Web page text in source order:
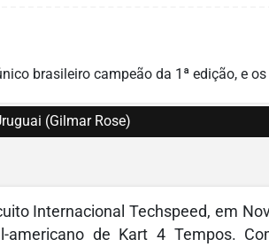
(Gilmar Rose)
Internacional Techspeed, em
americano de Kart 4 Tempos.